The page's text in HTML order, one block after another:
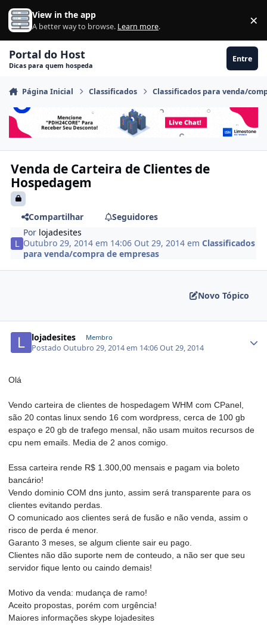
Ir para conteúdo
View in the app
A better way to browse. Learn more. ×
Portal do Host
Dicas para quem hospeda
Entre
Página Inicial Classificados Classificados para venda/
Venda de Carteira de Clientes de
Hospedagem
Compartilhar
Seguidores
Por lojadesites
Outubro 29, 2014 em 14:06 Out 29, 2014 emClassificados
para venda/compra de empresas
Novo Tópico
lojadesites Membro
PostadoOutubro 29, 2014 em 14:06Out 29, 2014
Olá
Vendo carteira de clientes de hospedagem WHM com CPanel,
são 20 contas linux sendo 16 com wordpress, cerca de 100 gb
espaço e 20 gb de trafego mensal, não usam muitos recursos de
cpu nem emails. Media de 2 anos comigo.
Essa carteira rende R$ 1.300,00 mensais e pagam via boleto
bancário!
Vendo dominio COM dns junto, assim será transparente para os
clientes evitando perdas.
O comunicado aos clientes será de fusão e não venda, assim o
risco de perda é menor.
Garanto 3 meses, se algum cliente sair eu pago.
Clientes não dão suporte nem de conteudo, a não ser que seu
servidor fique lento ou caindo demais!
Motivo da venda: mudança de ramo!
Aceito propostas, porém com urgência!
Maiores informações skype lojadesites